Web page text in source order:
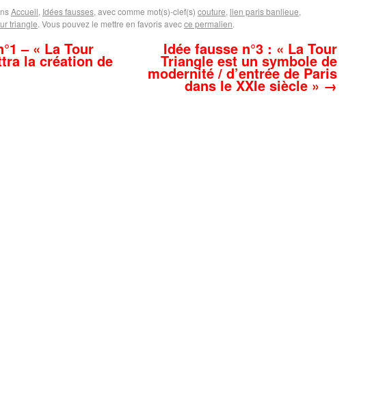
Accueil, Idées fausses, avec comme mot(s)-clef(s) couture, lien paris banlieue,
triangle. Vous pouvez le mettre en favoris avecce permalien.
– « La Tour
la création de
Idée fausse n°3 : « La Tour
Triangle est un symbole de
modernité / d’entrée de Paris
dans le XXIe siècle »→